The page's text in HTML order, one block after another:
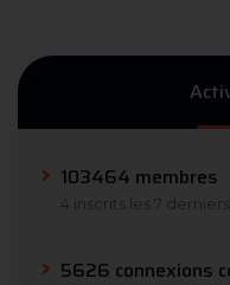
103464 membres
4 inscrits les 7 derniers
5626 connexions